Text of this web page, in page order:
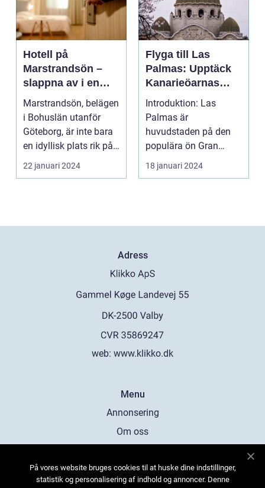
Hotell på
Marstrandsön –
slappna av i en
oas vid havet
Marstrandsön, belägen
i Bohuslän utanför
Göteborg, är inte bara
en idyllisk plats rik på
historia oc...
22 januari 2024
Flyga till Las
Palmas: Upptäck
Kanarieöarnas
pärla
Introduktion: Las
Palmas är
huvudstaden på den
populära ön Gran
Canaria, som är en del
av Spaniens K...
18 januari 2024
Adress
web: www.klikko.dk
Menu
Annonsering
Om oss
Kontakta oss
På vores website bruges cookies til at huske dine indstillinger,
statistik og personalisering af indhold og annoncer. Denne